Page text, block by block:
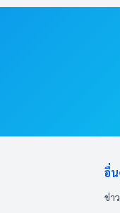
อื่
ข่า